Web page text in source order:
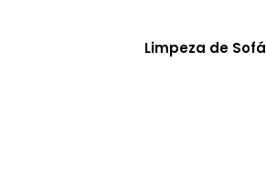
Limpeza de Sofá